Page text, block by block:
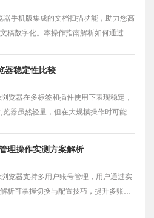
器手机版集成的文档扫描功能，助力您高
稿数字化。本操作指南解析如何通过相
理更简单。
器稳定性比较
浏览器在多标签和插件使用下表现稳定，
览器虽然轻量，但在大规模操作时可能略
理操作实测方案解析
浏览器支持多用户账号管理，用户通过实
析可掌握切换与配置技巧，提升多账号